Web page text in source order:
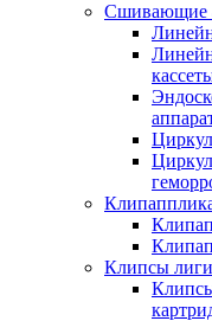
Сшивающие
Клипсы